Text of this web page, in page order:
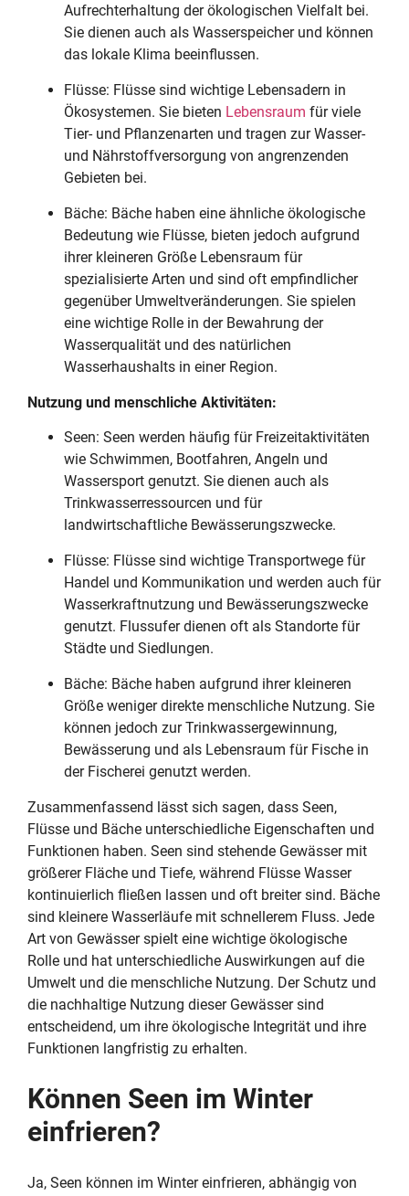
Aufrechterhaltung der ökologischen Vielfalt bei.
Sie dienen auch als Wasserspeicher und können
das lokale Klima beeinflussen.
Flüsse: Flüsse sind wichtige Lebensadern in
Ökosystemen. Sie bieten Lebensraum für viele
Tier- und Pflanzenarten und tragen zur Wasser-
und Nährstoffversorgung von angrenzenden
Gebieten bei.
Bäche: Bäche haben eine ähnliche ökologische
Bedeutung wie Flüsse, bieten jedoch aufgrund
ihrer kleineren Größe Lebensraum für
spezialisierte Arten und sind oft empfindlicher
gegenüber Umweltveränderungen. Sie spielen
eine wichtige Rolle in der Bewahrung der
Wasserqualität und des natürlichen
Wasserhaushalts in einer Region.
Nutzung und menschliche Aktivitäten:
Seen: Seen werden häufig für Freizeitaktivitäten
wie Schwimmen, Bootfahren, Angeln und
Wassersport genutzt. Sie dienen auch als
Trinkwasserressourcen und für
landwirtschaftliche Bewässerungszwecke.
Flüsse: Flüsse sind wichtige Transportwege für
Handel und Kommunikation und werden auch für
Wasserkraftnutzung und Bewässerungszwecke
genutzt. Flussufer dienen oft als Standorte für
Städte und Siedlungen.
Bäche: Bäche haben aufgrund ihrer kleineren
Größe weniger direkte menschliche Nutzung. Sie
können jedoch zur Trinkwassergewinnung,
Bewässerung und als Lebensraum für Fische in
der Fischerei genutzt werden.
Zusammenfassend lässt sich sagen, dass Seen,
Flüsse und Bäche unterschiedliche Eigenschaften und
Funktionen haben. Seen sind stehende Gewässer mit
größerer Fläche und Tiefe, während Flüsse Wasser
kontinuierlich fließen lassen und oft breiter sind. Bäche
sind kleinere Wasserläufe mit schnellerem Fluss. Jede
Art von Gewässer spielt eine wichtige ökologische
Rolle und hat unterschiedliche Auswirkungen auf die
Umwelt und die menschliche Nutzung. Der Schutz und
die nachhaltige Nutzung dieser Gewässer sind
entscheidend, um ihre ökologische Integrität und ihre
Funktionen langfristig zu erhalten.
Können Seen im Winter
einfrieren?
Ja, Seen können im Winter einfrieren, abhängig von